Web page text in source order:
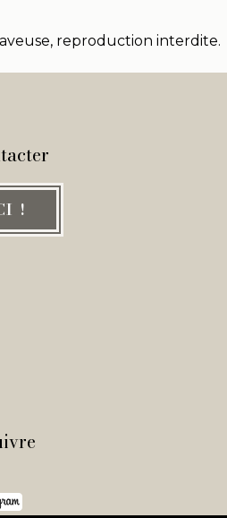
reproduction interdite.
!